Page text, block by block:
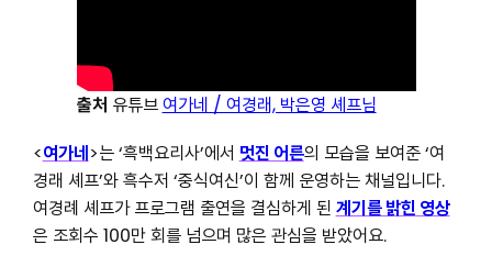
출처 유튜브여가네 / 여경래, 박은영 셰프님
<여가네>는 ‘흑백요리사’에서 멋진 어른의 모습을 보여준 ‘여
경래 셰프’와 흑수저 ‘중식여신’이 함께 운영하는 채널입니다.
여경례 셰프가 프로그램 출연을 결심하게 된 계기를 밝힌 영상
은 조회수 100만 회를 넘으며 많은 관심을 받았어요.